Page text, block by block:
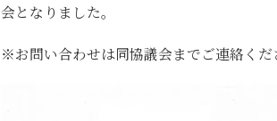
会となりました。
※お問い合わせは同協議会までご連絡くだ